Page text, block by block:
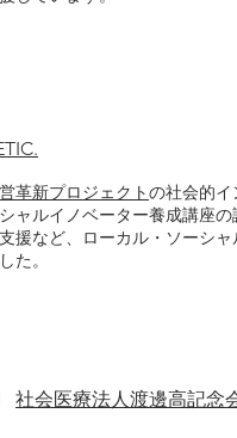
革新プロジェクトの社会的イ
ャルイノベーター養成講座の
援など、ローカル・ソーシャ
た。
社会医療法人渡邊高記念